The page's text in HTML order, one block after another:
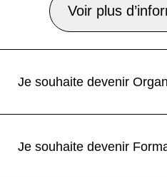
Voir plus
Je souhaite devenir
Je souhaite devenir